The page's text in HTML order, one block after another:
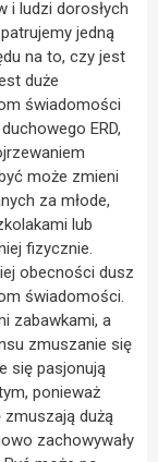
i ludzi dorosłych
jedną
na to, czy jest
duże
świadomości
ERD,
może zmieni
za młode,
lub
fizycznie.
obecności dusz
świadomości.
zabawkami, a
zmuszanie się
się pasjonują
ponieważ
zmuszają dużą
zachowywały